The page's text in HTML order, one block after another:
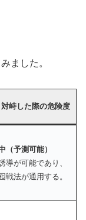
ました。
対峙した際の危険度
（予測可能）
導が可能であり、
囮戦法が通用する。